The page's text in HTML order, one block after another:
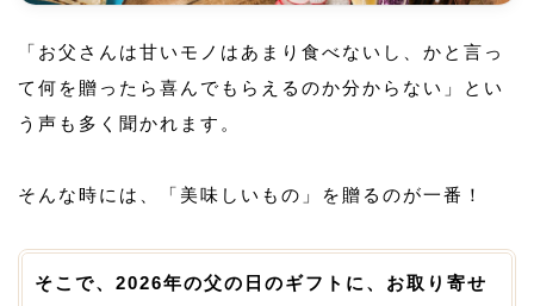
「お父さんは甘いモノはあまり食べないし、かと言っ
て何を贈ったら喜んでもらえるのか分からない」とい
う声も多く聞かれます。
そんな時には、「美味しいもの」を贈るのが一番！
そこで、2026年の父の日のギフトに、お取り寄せ